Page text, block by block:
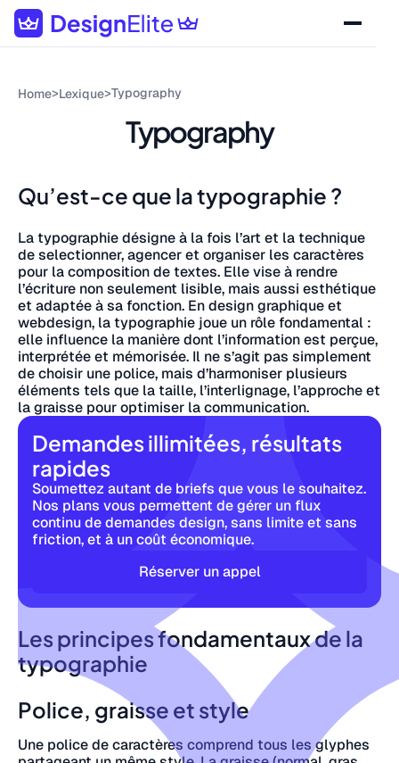
Home>Lexique>Typography
Typography
Qu’est-ce que la typographie ?
La typographie désigne à la fois l’art et la technique
de selectionner, agencer et organiser les caractères
pour la composition de textes. Elle vise à rendre
l’écriture non seulement lisible, mais aussi esthétique
et adaptée à sa fonction. En design graphique et
webdesign, la typographie joue un rôle fondamental :
elle influence la manière dont l’information est perçue,
interprétée et mémorisée. Il ne s’agit pas simplement
de choisir une police, mais d’harmoniser plusieurs
éléments tels que la taille, l’interlignage, l’approche et
la graisse pour optimiser la communication.
Demandes illimitées, résultats
rapides
Soumettez autant de briefs que vous le souhaitez.
Nos plans vous permettent de gérer un flux
continu de demandes design, sans limite et sans
friction, et à un coût économique.
Réserver un appel
Les principes fondamentaux de la
typographie
Police, graisse et style
Une police de caractères comprend tous les glyphes